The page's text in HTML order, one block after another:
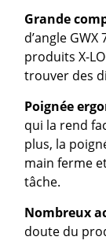
Grande
d’angle
produits X-
trouver des
Poignée
qui la rend
plus, la
main ferme
tâche.
Nombreux
doute du